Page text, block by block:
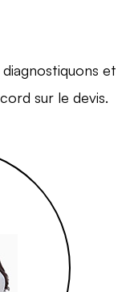
et
sur le devis.